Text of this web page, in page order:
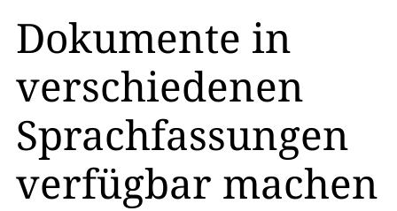
Dokumente in
verschiedenen
Sprachfassungen
verfügbar machen